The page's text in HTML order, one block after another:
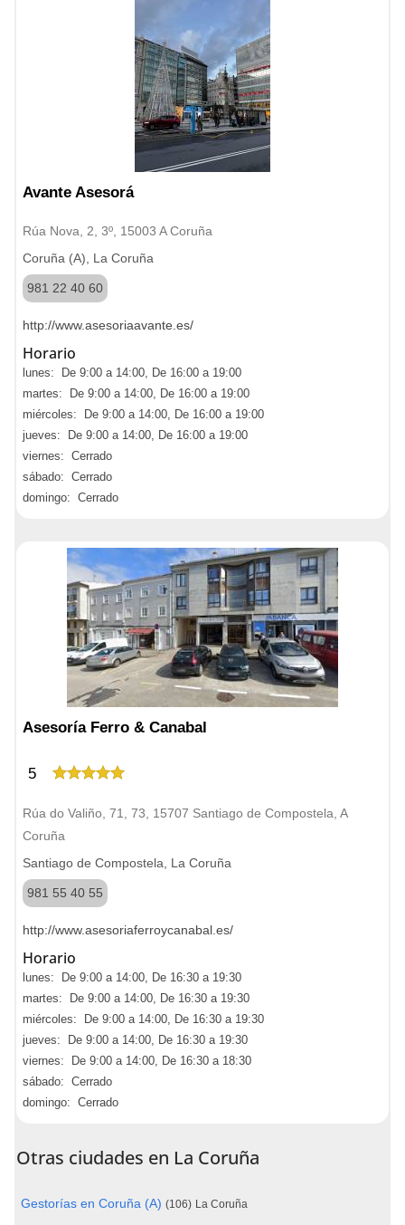
Avante Asesorá
Rúa Nova, 2, 3º, 15003 A Coruña
Coruña (A), La Coruña
981 22 40 60
http://www.asesoriaavante.es/
Horario
lunes: De 9:00 a 14:00, De 16:00 a 19:00
martes: De 9:00 a 14:00, De 16:00 a 19:00
miércoles: De 9:00 a 14:00, De 16:00 a 19:00
jueves: De 9:00 a 14:00, De 16:00 a 19:00
viernes: Cerrado
sábado: Cerrado
domingo: Cerrado
Asesoría Ferro & Canabal
5
Rúa do Valiño, 71, 73, 15707 Santiago de Compostela, A
Coruña
Santiago de Compostela, La Coruña
981 55 40 55
http://www.asesoriaferroycanabal.es/
Horario
lunes: De 9:00 a 14:00, De 16:30 a 19:30
martes: De 9:00 a 14:00, De 16:30 a 19:30
miércoles: De 9:00 a 14:00, De 16:30 a 19:30
jueves: De 9:00 a 14:00, De 16:30 a 19:30
viernes: De 9:00 a 14:00, De 16:30 a 18:30
sábado: Cerrado
domingo: Cerrado
Otras ciudades en La Coruña
Gestorías en Coruña (A) (106) La Coruña